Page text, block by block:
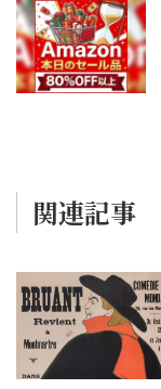
関連記事